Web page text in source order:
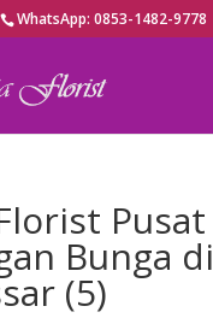
WhatsApp: 0853-1482-9778
Pusat
Bunga di
(5)